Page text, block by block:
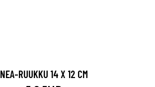
NEA-RUUKKU 14 X 12 CM